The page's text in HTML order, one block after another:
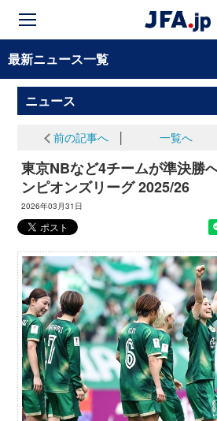
最新ニュース一覧
ニュース
前の記事へ 一覧へ
東京NBなど4チームが準決
ンピオンズリーグ 2025/26
2026年03月31日